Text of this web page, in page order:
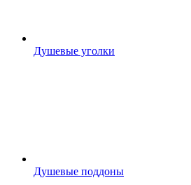
Душевые уголки
Душевые поддоны